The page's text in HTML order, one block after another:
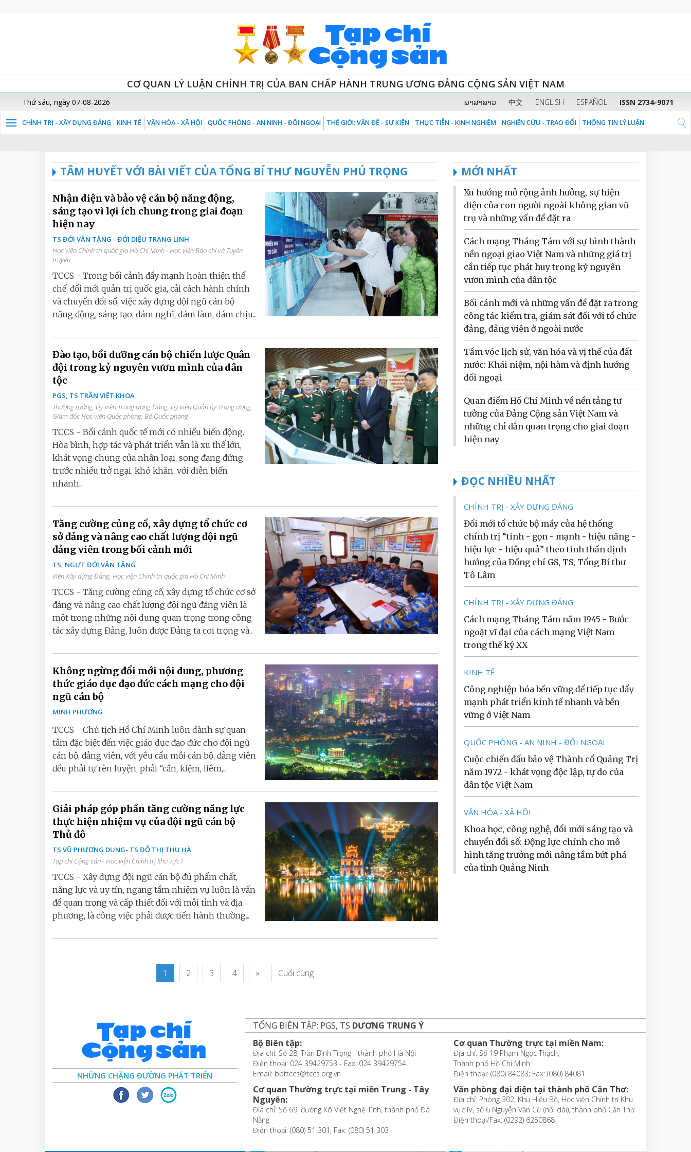
CƠ QUAN LÝ LUẬN CHÍNH TRỊ CỦA BAN CHẤP HÀNH TRUNG ƯƠNG ĐẢNG CỘNG SẢN VIỆT NAM
Thứ sáu, ngày 07-08-2026 ພາສາລາວ 中文 ENGLISH ESPAÑOL ISSN 2734-9071
CHÍNH TRỊ - XÂY DỰNG ĐẢNG KINH TẾ VĂN HÓA - XÃ HỘI QUỐC PHÒNG - AN NINH - ĐỐI NGOẠI THẾ GIỚI: VẤN ĐỀ - SỰ KIỆN THỰC TIỄN - KINH NGHIỆM NGHIÊN CỨU - TRAO ĐỔI THÔNG TIN LÝ LUẬN
TÂM HUYẾT VỚI BÀI VIẾT CỦA TỔNG BÍ THƯ NGUYỄN PHÚ TRỌNG
Nhận diện và bảo vệ cán bộ năng động,
sáng tạo vì lợi ích chung trong giai đoạn
hiện nay
TS ĐỚI VĂN TẶNG - ĐỚI DIỆU TRANG LINH
Học viện Chính trị quốc gia Hồ Chí Minh - Học viện Báo chí và Tuyên
truyền
TCCS - Trong bối cảnh đẩy mạnh hoàn thiện thể
chế, đổi mới quản trị quốc gia, cải cách hành chính
và chuyển đổi số, việc xây dựng đội ngũ cán bộ
năng động, sáng tạo, dám nghĩ, dám làm, dám chịu...
Đào tạo, bồi dưỡng cán bộ chiến lược Quân
đội trong kỷ nguyên vươn mình của dân
tộc
PGS, TS TRẦN VIỆT KHOA
Thượng tướng, Ủy viên Trung ương Đảng, Ủy viên Quân ủy Trung ương,
Giám đốc Học viện Quốc phòng, Bộ Quốc phòng
TCCS - Bối cảnh quốc tế mới có nhiều biến động.
Hòa bình, hợp tác và phát triển vẫn là xu thế lớn,
khát vọng chung của nhân loại, song đang đứng
trước nhiều trở ngại, khó khăn, với diễn biến
nhanh...
Tăng cường củng cố, xây dựng tổ chức cơ
sở đảng và nâng cao chất lượng đội ngũ
đảng viên trong bối cảnh mới
TS, NGƯT ĐỚI VĂN TẶNG
Viện Xây dựng Đảng, Học viện Chính trị quốc gia Hồ Chí Minh
TCCS - Tăng cường củng cố, xây dựng tổ chức cơ sở
đảng và nâng cao chất lượng đội ngũ đảng viên là
một trong những nội dung quan trọng trong công
tác xây dựng Đảng, luôn được Đảng ta coi trọng và...
Không ngừng đổi mới nội dung, phương
thức giáo dục đạo đức cách mạng cho đội
ngũ cán bộ
MINH PHƯƠNG
TCCS - Chủ tịch Hồ Chí Minh luôn dành sự quan
tâm đặc biệt đến việc giáo dục đạo đức cho đội ngũ
cán bộ, đảng viên, với yêu cầu mỗi cán bộ, đảng viên
đều phải tự rèn luyện, phải “cần, kiệm, liêm,...
Giải pháp góp phần tăng cường năng lực
thực hiện nhiệm vụ của đội ngũ cán bộ
Thủ đô
TS VŨ PHƯƠNG DUNG- TS ĐỖ THỊ THU HÀ
Tạp chí Cộng sản - Học viện Chính trị khu vực I
TCCS - Xây dựng đội ngũ cán bộ đủ phẩm chất,
năng lực và uy tín, ngang tầm nhiệm vụ luôn là vấn
đề quan trọng và cấp thiết đối với mỗi tỉnh và địa
phương, là công việc phải được tiến hành thường...
1 2 3 4 » Cuối cùng
MỚI NHẤT
Xu hướng mở rộng ảnh hưởng, sự hiện
diện của con người ngoài không gian vũ
trụ và những vấn đề đặt ra
Cách mạng Tháng Tám với sự hình thành
nền ngoại giao Việt Nam và những giá trị
cần tiếp tục phát huy trong kỷ nguyên
vươn mình của dân tộc
Bối cảnh mới và những vấn đề đặt ra trong
công tác kiểm tra, giám sát đối với tổ chức
đảng, đảng viên ở ngoài nước
Tầm vóc lịch sử, văn hóa và vị thế của đất
nước: Khái niệm, nội hàm và định hướng
đối ngoại
Quan điểm Hồ Chí Minh về nền tảng tư
tưởng của Đảng Cộng sản Việt Nam và
những chỉ dẫn quan trọng cho giai đoạn
hiện nay
ĐỌC NHIỀU NHẤT
CHÍNH TRỊ - XÂY DỰNG ĐẢNG
Đổi mới tổ chức bộ máy của hệ thống
chính trị “tinh - gọn - mạnh - hiệu năng -
hiệu lực - hiệu quả” theo tinh thần định
hướng của Đồng chí GS, TS, Tổng Bí thư
Tô Lâm
CHÍNH TRỊ - XÂY DỰNG ĐẢNG
Cách mạng Tháng Tám năm 1945 - Bước
ngoặt vĩ đại của cách mạng Việt Nam
trong thế kỷ XX
KINH TẾ
Công nghiệp hóa bền vững để tiếp tục đẩy
mạnh phát triển kinh tế nhanh và bền
vững ở Việt Nam
QUỐC PHÒNG - AN NINH - ĐỐI NGOẠI
Cuộc chiến đấu bảo vệ Thành cổ Quảng Trị
năm 1972 - khát vọng độc lập, tự do của
dân tộc Việt Nam
VĂN HÓA - XÃ HỘI
Khoa học, công nghệ, đổi mới sáng tạo và
chuyển đổi số: Động lực chính cho mô
hình tăng trưởng mới nâng tầm bứt phá
của tỉnh Quảng Ninh
NHỮNG CHẶNG ĐƯỜNG PHÁT TRIỂN
TỔNG BIÊN TẬP: PGS, TS DƯƠNG TRUNG Ý
Bộ Biên tập:
Địa chỉ: Số 28, Trần Bình Trọng - thành phố Hà Nội
Điện thoại: 024 39429753 - Fax: 024 39429754
Email: bbttccs@tccs.org.vn
Cơ quan Thường trực tại miền Trung - Tây
Nguyên:
Địa chỉ: Số 69, đường Xô Viết Nghệ Tĩnh, thành phố Đà
Nẵng
Điện thoại: (080) 51 301; Fax: (080) 51 303
Cơ quan Thường trực tại miền Nam:
Địa chỉ: Số 19 Phạm Ngọc Thạch,
Thành phố Hồ Chí Minh
Điện thoại: (080) 84083; Fax: (080) 84081
Văn phòng đại diện tại thành phố Cần Thơ:
Địa chỉ: Phòng 302, Khu Hiệu Bộ, Học viện Chính trị Khu
vực IV, số 6 Nguyễn Văn Cừ (nối dài), thành phố Cần Thơ
Điện thoại/Fax: (0292) 6250868